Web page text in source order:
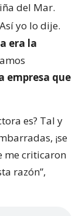
del Mar.
yo lo dije.
era la
empresa que
es? Tal y
¡se
me criticaron
razón”,